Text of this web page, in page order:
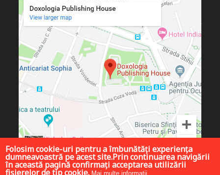
Folosim cookie-uri pentru a îmbunătăți experiența
dumneavoastră pe acest site.Prin continuarea navigării
în această pagină confirmați acceptarea utilizării
fișierelor de tip cookie. Mai multe informații